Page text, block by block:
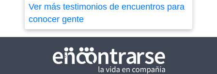
Ver más testimonios de encuentros para
conocer gente